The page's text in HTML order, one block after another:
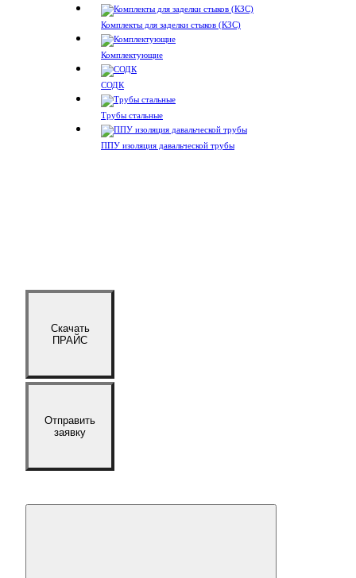
Комплекты для заделки стыков (КЗС)
Комплектующие
СОДК
Трубы стальные
ППУ изоляция давальческой трубы
Скачать
ПРАЙС
Отправить
заявку